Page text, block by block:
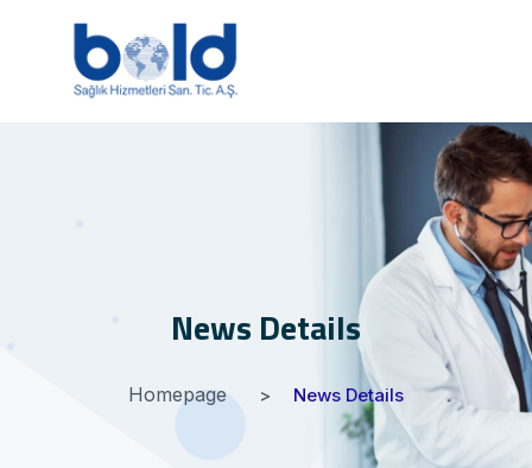
News Details
Homepage News Details